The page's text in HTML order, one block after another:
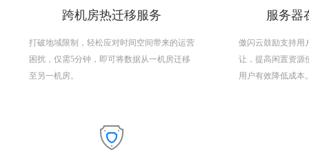
跨机房热迁移服务
打破地域限制，轻松应对时间空间带来的运营
困扰，仅需5分钟，即可将数据从一机房迁移
至另一机房。
服务器
傲闪云鼓励支持用
让，提高闲置资源
用户有效降低成本